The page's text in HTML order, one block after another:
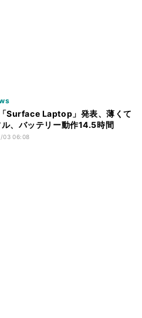
Surface Laptop」発表、薄くて
、バッテリー動作14.5時間
03 06:08